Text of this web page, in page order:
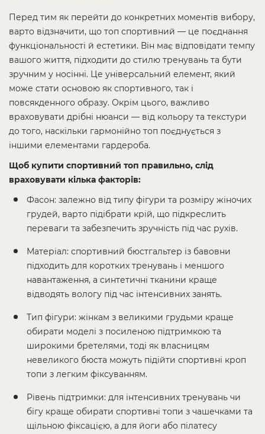
Перед тим як перейти до конкретних моментів вибору,
варто відзначити, що топ спортивний — це поєднання
функціональності й естетики. Він має відповідати темпу
вашого життя, підходити до стилю тренувань та бути
зручним у носінні. Це універсальний елемент, який
може стати основою як спортивного, так і
повсякденного образу. Окрім цього, важливо
враховувати дрібні нюанси — від кольору та текстури
до того, наскільки гармонійно топ поєднується з
іншими елементами гардероба.
Щоб купити спортивний топ правильно, слід
враховувати кілька факторів:
Фасон: залежно від типу фігури та розміру жіночих
грудей, варто підібрати крій, що підкреслить
переваги та забезпечить зручність під час рухів.
Матеріал: спортивний бюстгальтер із бавовни
підходить для коротких тренувань і меншого
навантаження, а синтетичні тканини краще
відводять вологу під час інтенсивних занять.
Тип фігури: жінкам з великими грудьми краще
обирати моделі з посиленою підтримкою та
широкими бретелями, тоді як власницям
невеликого бюста можуть підійти спортивні кроп
топи з легким фіксуванням.
Рівень підтримки: для інтенсивних тренувань чи
бігу краще обирати спортивні топи з чашечками та
щільною фіксацією, а для йоги або пілатесу